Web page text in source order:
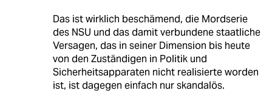
Das ist wirklich beschämend, die Mordserie
des NSU und das damit verbundene staatliche
Versagen, das in seiner Dimension bis heute
von den Zuständigen in Politik und
Sicherheitsapparaten nicht realisierte worden
ist, ist dagegen einfach nur skandalös.